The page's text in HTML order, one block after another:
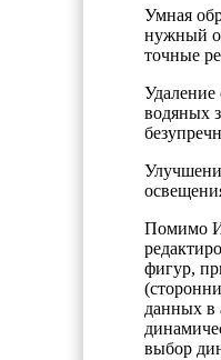
Умная
нужный
точные
водяных
Помимо
фигур,
данных в
выбор